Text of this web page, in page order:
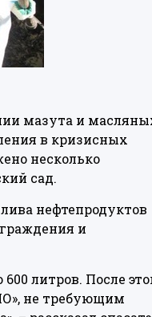
мазута и
в кризисных
несколько
сад.
нефтепродуктов
и
литров. После
не требующим